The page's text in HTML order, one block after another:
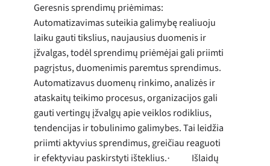
Geresnis sprendimų priėmimas:
Automatizavimas suteikia galimybę realiuoju
laiku gauti tikslius, naujausius duomenis ir
įžvalgas, todėl sprendimų priėmėjai gali priimti
pagrįstus, duomenimis paremtus sprendimus.
Automatizavus duomenų rinkimo, analizės ir
ataskaitų teikimo procesus, organizacijos gali
gauti vertingų įžvalgų apie veiklos rodiklius,
tendencijas ir tobulinimo galimybes. Tai leidžia
priimti aktyvius sprendimus, greičiau reaguoti
ir efektyviau paskirstyti išteklius.·
Išlaidų